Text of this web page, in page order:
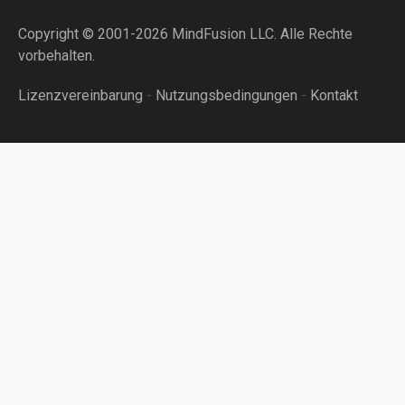
Copyright © 2001-2026 MindFusion LLC. Alle Rechte
vorbehalten.
Lizenzvereinbarung - Nutzungsbedingungen - Kontakt